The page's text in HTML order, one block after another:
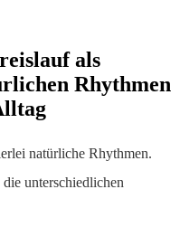
als
Rhythmen
natürliche Rhythmen.
unterschiedlichen